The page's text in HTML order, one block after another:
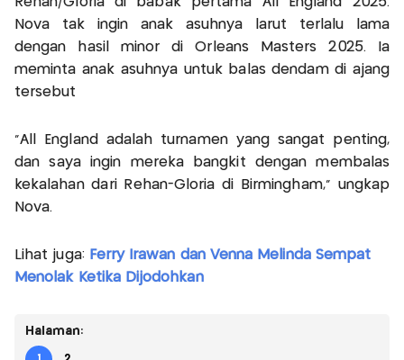
Nova tak ingin anak asuhnya larut terlalu lama
dengan hasil minor di Orleans Masters 2025. Ia
meminta anak asuhnya untuk balas dendam di ajang
tersebut
"All England adalah turnamen yang sangat penting,
dan saya ingin mereka bangkit dengan membalas
kekalahan dari Rehan-Gloria di Birmingham,” ungkap
Nova.
Lihat juga: Ferry Irawan dan Venna Melinda Sempat
Menolak Ketika Dijodohkan
Halaman: